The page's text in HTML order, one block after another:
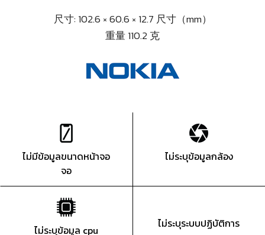
尺寸: 102.6 × 60.6 × 12.7 尺寸（mm）
重量 110.2 克
ไม่มีข้อมูลขนาดหน้าจอ
จอ
ไม่ระบุข้อมูลกล้อง
ไม่ระบุข้อมูล cpu ไม่ระบุระบบปฏิบัติการ